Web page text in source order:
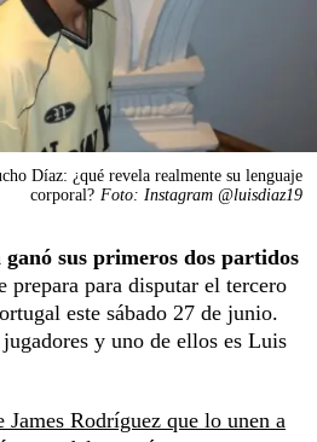
Díaz: ¿qué revela realmente su lenguaje
corporal? Foto: Instagram @luisdiaz19
sus primeros dos partidos
prepara para disputar el tercero
este sábado 27 de junio.
y uno de ellos es Luis
James Rodríguez que lo unen a